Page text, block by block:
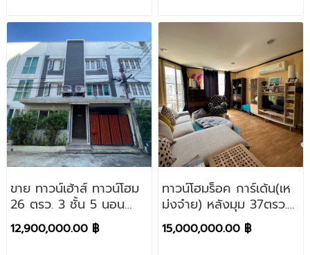
ขาย ทาวน์เฮ้าส์ ทาวน์โฮม
26 ตรว. 3 ชั้น 5 นอน
ซอยปรีดีพนมยงค์ สุขุมวิท
71 ใกล้ เอกมัย ทองหล่อ
12,900,000.00 ฿
ทาวน์โฮมร็อค การ์เด้น(เห
ม่งจ๋าย) หลังมุม 37ตรว.
วังทองหลาง
15,000,000.00 ฿